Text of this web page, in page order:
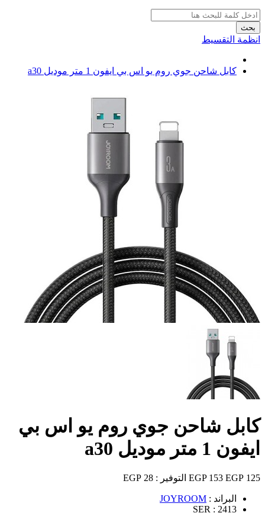
بحث
انظمة التقسيط
كابل شاحن جوي روم يو اس بي ايفون 1 متر موديل a30
كابل شاحن جوي روم يو اس بي
ايفون 1 متر موديل a30
125 EGP
153 EGP التوفير : 28 EGP
البراند : JOYROOM
SER : 2413